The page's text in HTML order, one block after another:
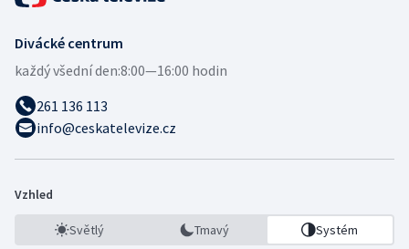
Divácké centrum
každý všední den:8:00—16:00 hodin
261 136 113
info@ceskatelevize.cz
Vzhled
Světlý Tmavý Systém